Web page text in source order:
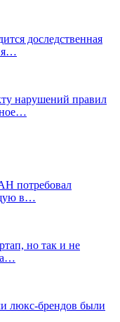
доследственная
нарушений правил
потребовал
в…
но так и не
люкс-брендов были